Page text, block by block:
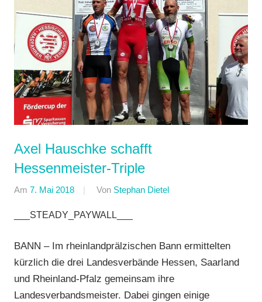
Axel Hauschke schafft
Hessenmeister-Triple
Am 7. Mai 2018 Von Stephan Dietel
Wieseck,
RSV
Limburg
Rundstrecke
___STEADY_PAYWALL___
BANN – Im rheinlandprälzischen Bann ermittelten
kürzlich die drei Landesverbände Hessen, Saarland
und Rheinland-Pfalz gemeinsam ihre
Landesverbandsmeister. Dabei gingen einige